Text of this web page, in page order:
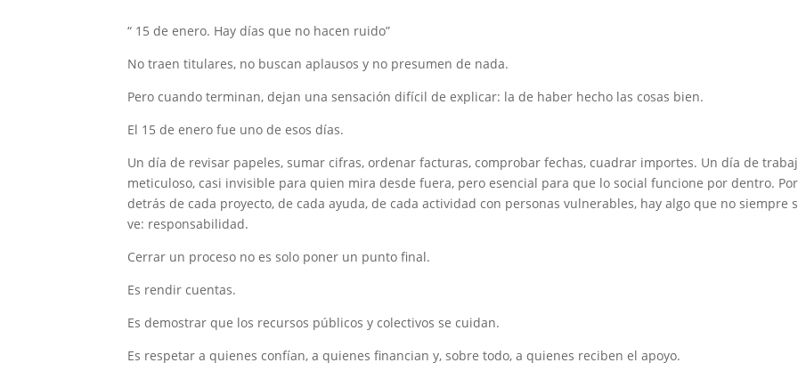
“ 15 de enero. Hay días que no hacen ruido”
No traen titulares, no buscan aplausos y no presumen de nada.
Pero cuando terminan, dejan una sensación difícil de explicar: la de haber hecho las cosas bien.
El 15 de enero fue uno de esos días.
Un día de revisar papeles, sumar cifras, ordenar facturas, comprobar fechas, cuadrar importes. Un día de
meticuloso, casi invisible para quien mira desde fuera, pero esencial para que lo social funcione por dentro.
detrás de cada proyecto, de cada ayuda, de cada actividad con personas vulnerables, hay algo que no siempre
ve: responsabilidad.
Cerrar un proceso no es solo poner un punto final.
Es rendir cuentas.
Es demostrar que los recursos públicos y colectivos se cuidan.
Es respetar a quienes confían, a quienes financian y, sobre todo, a quienes reciben el apoyo.